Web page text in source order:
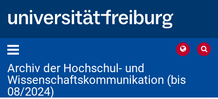
Archiv der Hochschul- und
Wissenschaftskommunikation (bis
08/2024)